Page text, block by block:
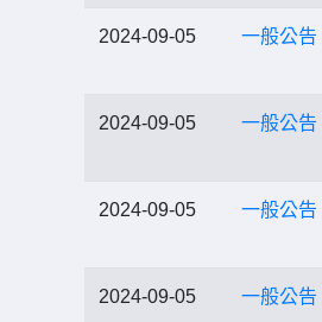
2024-09-05 一般公告
2024-09-05 一般公告
2024-09-05 一般公告
2024-09-05 一般公告